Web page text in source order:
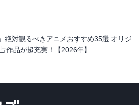
絶対観るべきアニメおすすめ35選 オリジ
作品が超充実！【2026年】